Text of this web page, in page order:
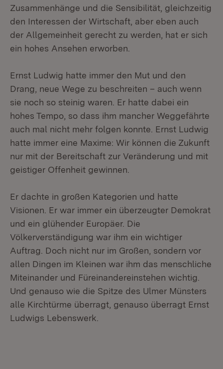
Zusammenhänge und die Sensibilität, gleichzeitig
den Interessen der Wirtschaft, aber eben auch
der Allgemeinheit gerecht zu werden, hat er sich
ein hohes Ansehen erworben.
Ernst Ludwig hatte immer den Mut und den
Drang, neue Wege zu beschreiten – auch wenn
sie noch so steinig waren. Er hatte dabei ein
hohes Tempo, so dass ihm mancher Weggefährte
auch mal nicht mehr folgen konnte. Ernst Ludwig
hatte immer eine Maxime: Wir können die Zukunft
nur mit der Bereitschaft zur Veränderung und mit
geistiger Offenheit gewinnen.
Er dachte in großen Kategorien und hatte
Visionen. Er war immer ein überzeugter Demokrat
und ein glühender Europäer. Die
Völkerverständigung war ihm ein wichtiger
Auftrag. Doch nicht nur im Großen, sondern vor
allen Dingen im Kleinen war ihm das menschliche
Miteinander und Füreinandereinstehen wichtig.
Und genauso wie die Spitze des Ulmer Münsters
alle Kirchtürme überragt, genauso überragt Ernst
Ludwigs Lebenswerk.